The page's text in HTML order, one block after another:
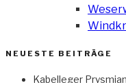
NEUESTE BEITRÄGE
Kabelleger